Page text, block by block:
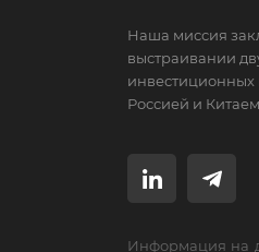
Наша миссия
выстраивании
инвестиционных
Россией и Китаем.
Информация на